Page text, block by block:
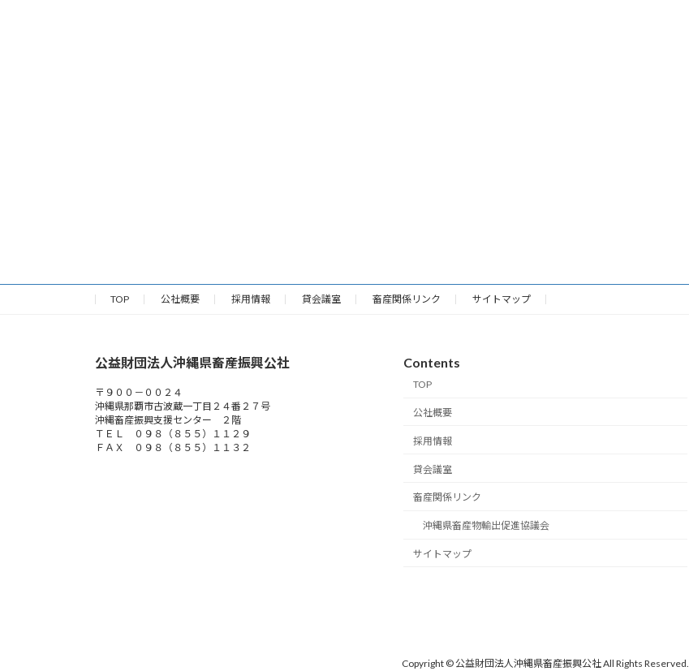
TOP 公社概要 採用情報 貸会議室 畜産関係リンク サイトマップ
公益財団法人沖縄県畜産振興公社
〒９００－００２４
沖縄県那覇市古波蔵一丁目２４番２７号
沖縄畜産振興支援センター ２階
ＴＥＬ ０９８（８５５）１１２９
ＦＡＸ ０９８（８５５）１１３２
Contents
TOP
公社概要
採用情報
貸会議室
畜産関係リンク
沖縄県畜産物輸出促進協議会
サイトマップ
Copyright © 公益財団法人沖縄県畜産振興公社 All Rights Reserved.